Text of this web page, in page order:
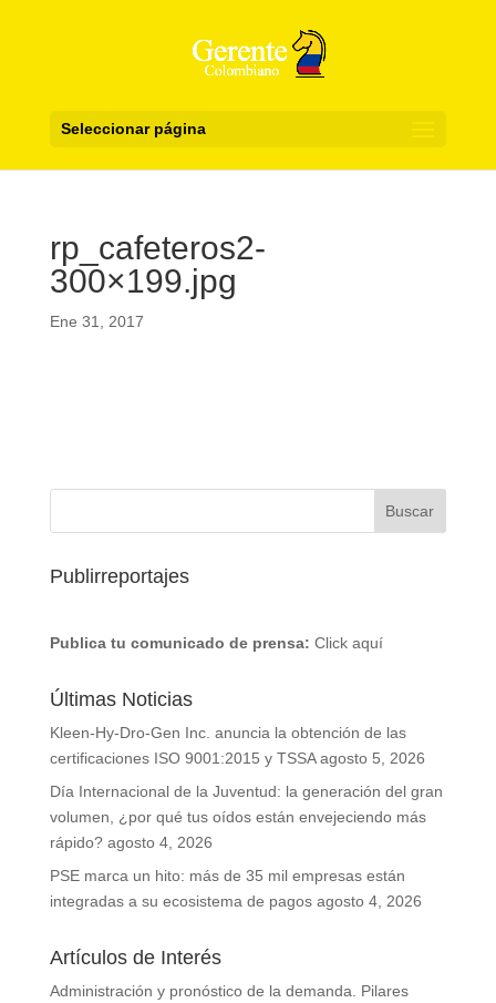
Seleccionar página
rp_cafeteros2-
300×199.jpg
Ene 31, 2017
Publirreportajes
Publica tu comunicado de prensa: Click aquí
Últimas Noticias
Kleen-Hy-Dro-Gen Inc. anuncia la obtención de las
certificaciones ISO 9001:2015 y TSSA agosto 5, 2026
Día Internacional de la Juventud: la generación del gran
volumen, ¿por qué tus oídos están envejeciendo más
rápido? agosto 4, 2026
PSE marca un hito: más de 35 mil empresas están
integradas a su ecosistema de pagos agosto 4, 2026
Artículos de Interés
Administración y pronóstico de la demanda. Pilares